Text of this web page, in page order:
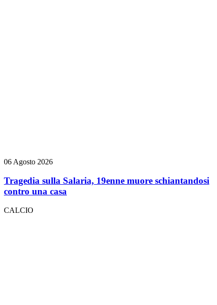
06 Agosto 2026
Tragedia sulla Salaria, 19enne muore schiantandosi
contro una casa
CALCIO